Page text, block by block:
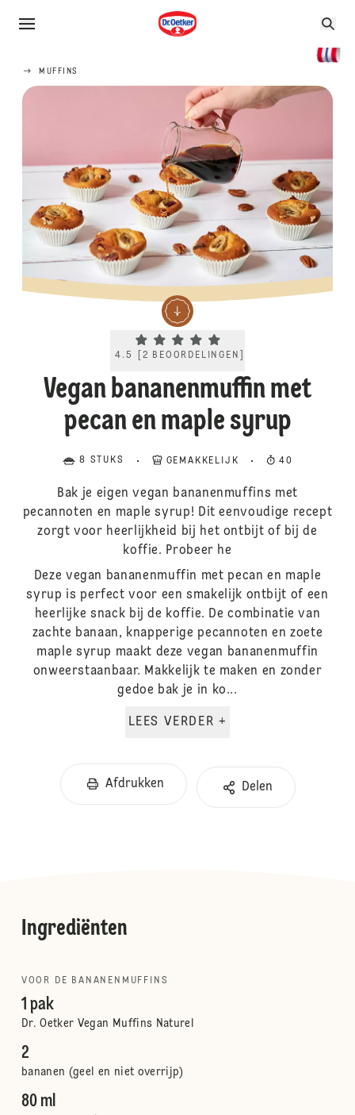
MUFFINS
Current rating 4.5. Click to rate.
4.5 2 BEOORDELINGEN
Vegan bananenmuffin met
pecan en maple syrup
8 STUKS GEMAKKELIJK 40
Bak je eigen vegan bananenmuffins met
pecannoten en maple syrup! Dit eenvoudige recept
zorgt voor heerlijkheid bij het ontbijt of bij de
koffie. Probeer he
Deze vegan bananenmuffin met pecan en maple
syrup is perfect voor een smakelijk ontbijt of een
heerlijke snack bij de koffie. De combinatie van
zachte banaan, knapperige pecannoten en zoete
maple syrup maakt deze vegan bananenmuffin
onweerstaanbaar. Makkelijk te maken en zonder
gedoe bak je in ko...
LEES VERDER +
Afdrukken Delen
Ingrediënten
VOOR DE BANANENMUFFINS
1 pak
Dr. Oetker Vegan Muffins Naturel
2
bananen (geel en niet overrijp)
80 ml